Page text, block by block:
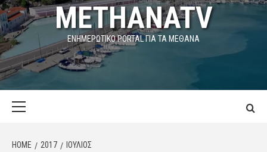
METHANATV
ΕΝΗΜΕΡΩΤΙΚΌ PORTAL ΓΙΑ ΤΑ ΜΕΘΑΝΑ
HOME 2017 ΙΟΎΛΙΟΣ